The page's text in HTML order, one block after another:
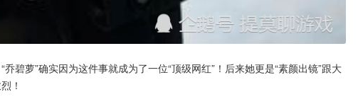
碧萝”确实因为这件事就成为了一位“顶级网红”！后来她更是“素颜出镜”跟大
！